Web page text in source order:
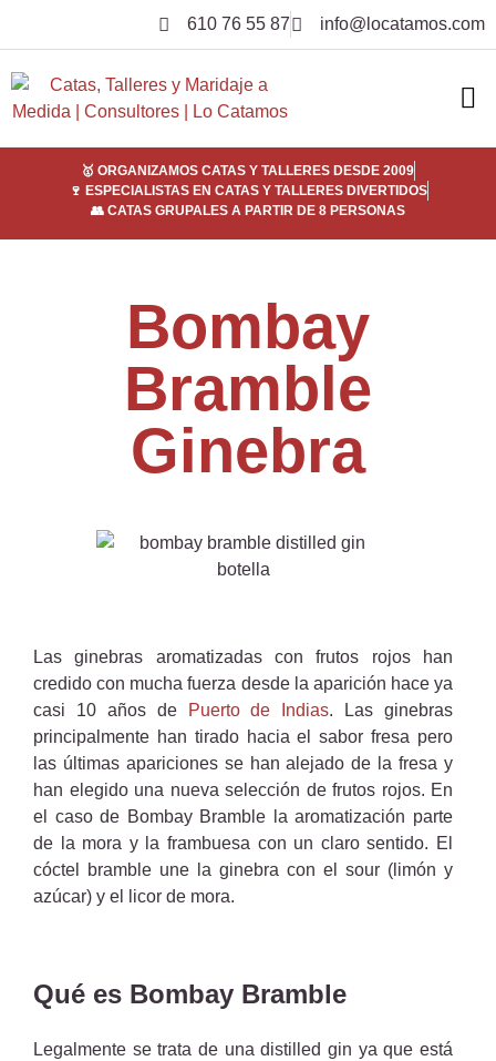
610 76 55 87 info@locatamos.com
🥇 ORGANIZAMOS CATAS Y TALLERES DESDE 2009
🍷 ESPECIALISTAS EN CATAS Y TALLERES DIVERTIDOS
👥 CATAS GRUPALES A PARTIR DE 8 PERSONAS
Bombay
Bramble
Ginebra
Las ginebras aromatizadas con frutos rojos han
credido con mucha fuerza desde la aparición hace ya
casi 10 años de
Puerto de Indias. Las ginebras
principalmente han tirado hacia el sabor fresa pero
las últimas apariciones se han alejado de la fresa y
han elegido una nueva selección de frutos rojos. En
el caso de Bombay Bramble la aromatización parte
de la mora y la frambuesa con un claro sentido. El
cóctel bramble une la ginebra con el sour (limón y
azúcar) y el licor de mora.
Qué es Bombay Bramble
Legalmente se trata de una distilled gin ya que está